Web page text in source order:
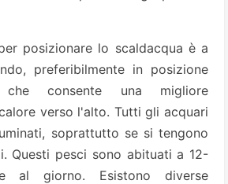
posizionare lo scaldacqua è a
preferibilmente in posizione
consente una migliore
verso l'alto. Tutti gli acquari
soprattutto se si tengono
Questi pesci sono abituati a 12-
giorno. Esistono diverse